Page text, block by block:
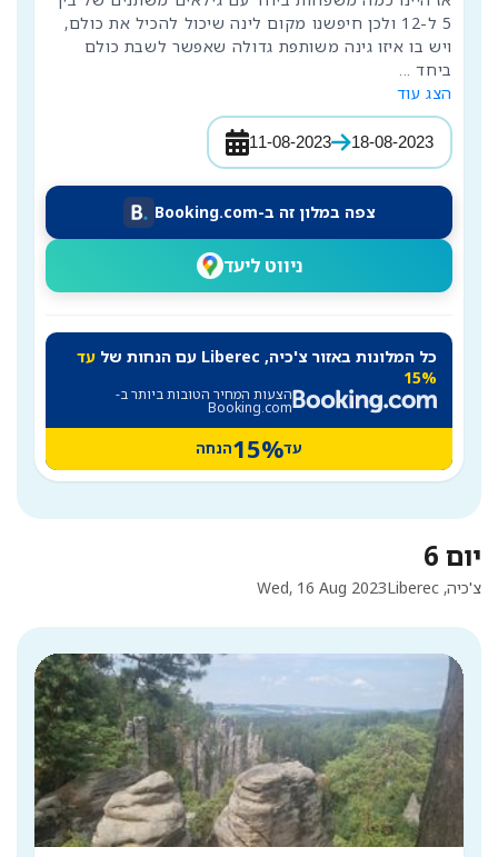
ביחד ...
הצג עוד
11-08-2023 18-08-2023
צפה במלון זה ב-Booking.com
ניווט ליעד
כל המלונות באזור צ'כיה, Liberec עם הנחות של
עד
15%
הצעות המחיר הטובות ביותר ב-
Booking.com
עד15%הנחה
יום 6
Wed, 16 Aug 2023 צ'כיה, Liberec